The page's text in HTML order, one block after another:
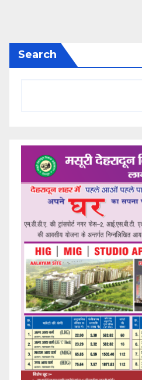
Search